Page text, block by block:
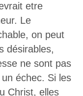
etre
Le
on peut
désirables,
ne sont pas
échec. Si les
Christ, elles